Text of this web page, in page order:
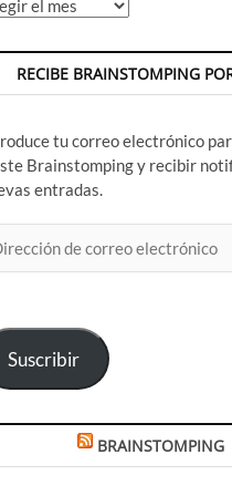
RECIBE BRAINSTOMPING
tu correo electrónico
Brainstomping y recibir
entradas.
Suscribir
BRAINSTOMPING